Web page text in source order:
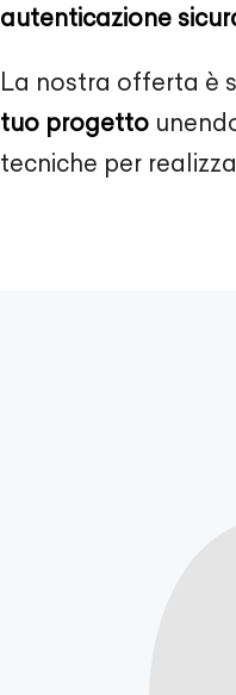
autenticazione
La nostra offerta è
tuo progetto
tecniche per